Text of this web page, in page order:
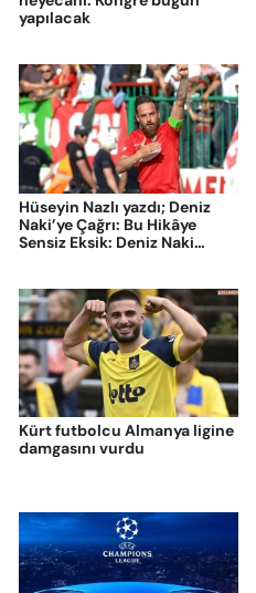
yapılacak
Hüseyin Nazlı yazdı; Deniz
Naki’ye Çağrı: Bu Hikâye
Sensiz Eksik: Deniz Naki
Kürt futbolcu Almanya ligine
damgasını vurdu